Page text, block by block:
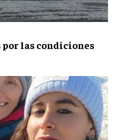
por las condiciones